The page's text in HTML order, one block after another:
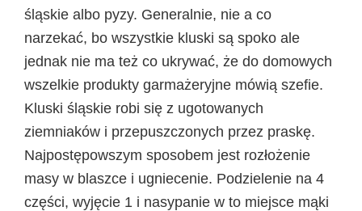
śląskie albo pyzy. Generalnie, nie a co
narzekać, bo wszystkie kluski są spoko ale
jednak nie ma też co ukrywać, że do domowych
wszelkie produkty garmażeryjne mówią szefie.
Kluski śląskie robi się z ugotowanych
ziemniaków i przepuszczonych przez praskę.
Najpostępowszym sposobem jest rozłożenie
masy w blaszce i ugniecenie. Podzielenie na 4
części, wyjęcie 1 i nasypanie w to miejsce mąki